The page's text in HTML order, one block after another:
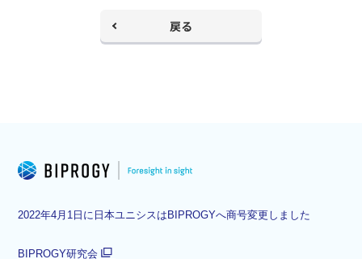
戻る
2022年4月1日に日本ユニシスはBIPROGYへ商号変更しました
BIPROGY研究会